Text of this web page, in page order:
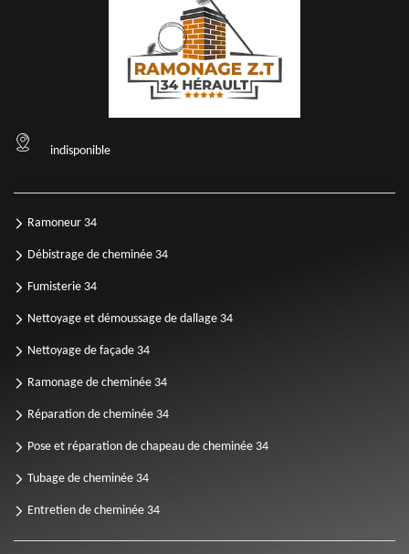
indisponible
Ramoneur 34
Débistrage de cheminée 34
Fumisterie 34
Nettoyage et démoussage de dallage 34
Nettoyage de façade 34
Ramonage de cheminée 34
Réparation de cheminée 34
Pose et réparation de chapeau de cheminée 34
Tubage de cheminée 34
Entretien de cheminée 34